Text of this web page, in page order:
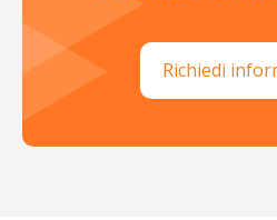
Richiedi